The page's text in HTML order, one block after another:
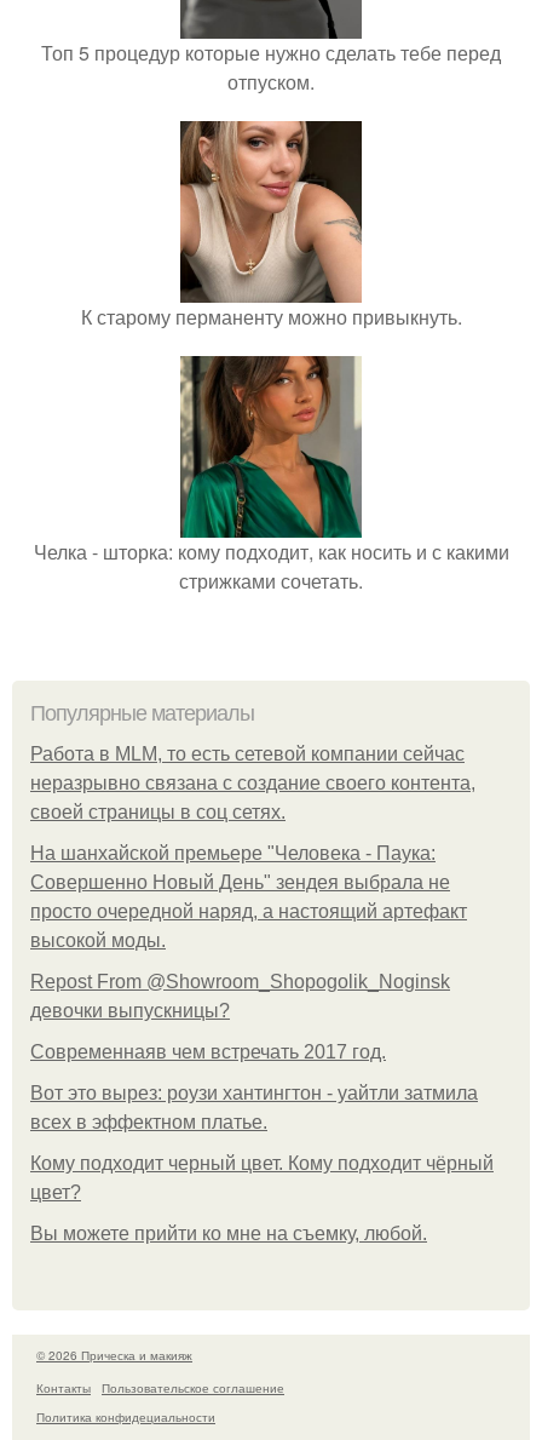
Топ 5 процедур которые нужно сделать тебе перед
отпуском.
К старому перманенту можно привыкнуть.
Челка - шторка: кому подходит, как носить и с какими
стрижками сочетать.
Популярные материалы
Работа в MLM, то есть сетевой компании сейчас
неразрывно связана с создание своего контента,
своей страницы в соц сетях.
На шанхайской премьере "Человека - Паука:
Совершенно Новый День" зендея выбрала не
просто очередной наряд, а настоящий артефакт
высокой моды.
Repost From @Showroom_Shopogolik_Noginsk
девочки выпускницы?
Современнаяв чем встречать 2017 год.
Вот это вырез: роузи хантингтон - уайтли затмила
всех в эффектном платьe.
Кому подходит черный цвет. Кому подходит чёрный
цвет?
Вы можете прийти ко мне на съемку, любой.
© 2026 Прическа и макияж
Контакты
Пользовательское соглашение
Политика конфидециальности